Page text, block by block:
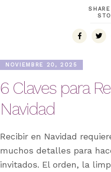
NOVIEMBRE 20, 2025
6 Claves para
Navidad
Recibir en Navidad
muchos detalles para
invitados. El orden, la